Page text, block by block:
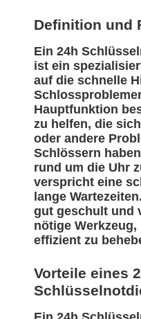
Definition und
Ein 24h
ist ein
auf die schnelle
Hauptfunktion
zu helfen, die
oder andere
Schlössern
rund um die Uhr
verspricht eine
lange
gut geschult und
nötige
effizient zu
Vorteile eines